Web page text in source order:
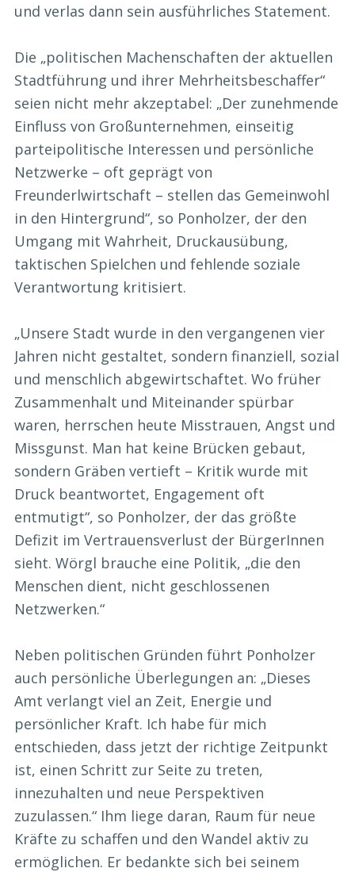
und verlas dann sein ausführliches Statement.
Die „politischen Machenschaften der aktuellen
Stadtführung und ihrer Mehrheitsbeschaffer“
seien nicht mehr akzeptabel: „Der zunehmende
Einfluss von Großunternehmen, einseitig
parteipolitische Interessen und persönliche
Netzwerke – oft geprägt von
Freunderlwirtschaft – stellen das Gemeinwohl
in den Hintergrund“, so Ponholzer, der den
Umgang mit Wahrheit, Druckausübung,
taktischen Spielchen und fehlende soziale
Verantwortung kritisiert.
„Unsere Stadt wurde in den vergangenen vier
Jahren nicht gestaltet, sondern finanziell, sozial
und menschlich abgewirtschaftet. Wo früher
Zusammenhalt und Miteinander spürbar
waren, herrschen heute Misstrauen, Angst und
Missgunst. Man hat keine Brücken gebaut,
sondern Gräben vertieft – Kritik wurde mit
Druck beantwortet, Engagement oft
entmutigt“, so Ponholzer, der das größte
Defizit im Vertrauensverlust der BürgerInnen
sieht. Wörgl brauche eine Politik, „die den
Menschen dient, nicht geschlossenen
Netzwerken.“
Neben politischen Gründen führt Ponholzer
auch persönliche Überlegungen an: „Dieses
Amt verlangt viel an Zeit, Energie und
persönlicher Kraft. Ich habe für mich
entschieden, dass jetzt der richtige Zeitpunkt
ist, einen Schritt zur Seite zu treten,
innezuhalten und neue Perspektiven
zuzulassen.“ Ihm liege daran, Raum für neue
Kräfte zu schaffen und den Wandel aktiv zu
ermöglichen. Er bedankte sich bei seinem